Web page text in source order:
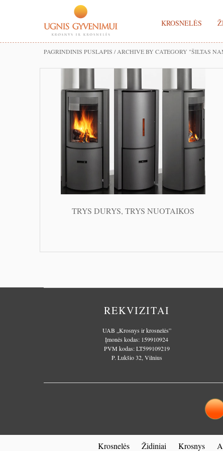
KROSNELĖS
PAGRINDINIS PUSLAPIS / ARCHIVE BY CATEGORY "ŠILTAS
TRYS DURYS, TRYS NUOTAIKOS
REKVIZITAI
UAB „Krosnys ir krosnelės”
Įmonės kodas: 159910924
PVM kodas: LT599109219
P. Lukšio 32, Vilnius
Krosnelės Židiniai Krosnys